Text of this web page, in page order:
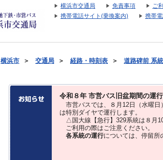
横浜市交通局 免責事項 ご
携帯電話サイト(乗換案内)
携帯
横浜市 ＞ 交通局 ＞ 経路・時刻表 ＞ 道路碑前 系
令和８年 市営バス旧盆期間の運
市営バスでは、８⽉12⽇（水曜日
は特別ダイヤで運⾏します。
△国大線【急行】329系統は８月
ご利用の際はご注意ください。
各系統の運行については、停留所